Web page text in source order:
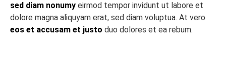
sed diam nonumy eirmod tempor invidunt ut labore et
dolore magna aliquyam erat, sed diam voluptua. At vero
eos et accusam et justo duo dolores et ea rebum.